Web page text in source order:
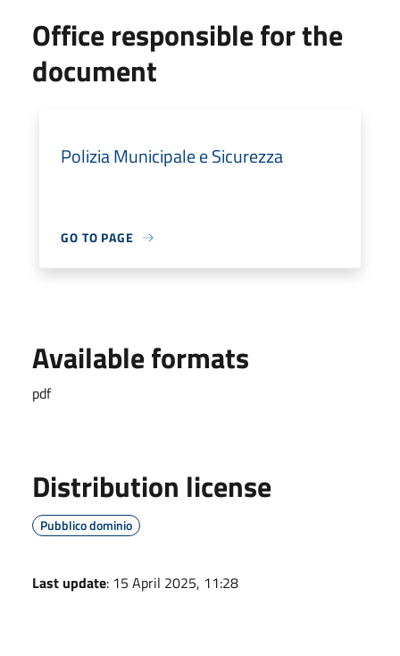
Office responsible for the
document
Polizia Municipale e Sicurezza
GO TO PAGE
Available formats
pdf
Distribution license
Pubblico dominio
Last update: 15 April 2025, 11:28